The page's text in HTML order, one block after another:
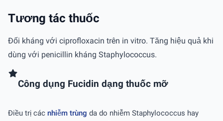
Tương tác thuốc
Ðối kháng với ciprofloxacin trên in vitro. Tăng hiệu quả khi
dùng với penicillin kháng Staphylococcus.
Công dụng Fucidin dạng thuốc mỡ
Ðiều trị các nhiễm trùng da do nhiễm Staphylococcus hay